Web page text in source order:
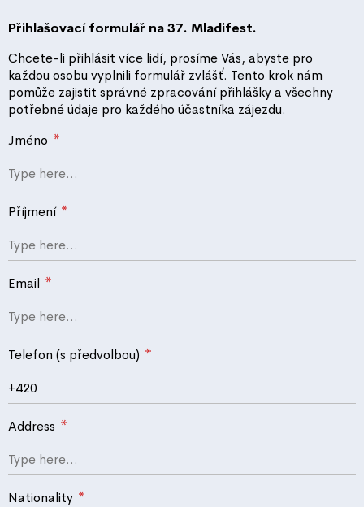
Přihlašovací formulář na 37. Mladifest.
Chcete-li přihlásit více lidí, prosíme Vás, abyste pro
každou osobu vyplnili formulář zvlášť. Tento krok nám
pomůže zajistit správné zpracování přihlášky a všechny
potřebné údaje pro každého účastníka zájezdu.
Jméno *
Příjmení *
Email *
Telefon (s předvolbou) *
Address *
Nationality *